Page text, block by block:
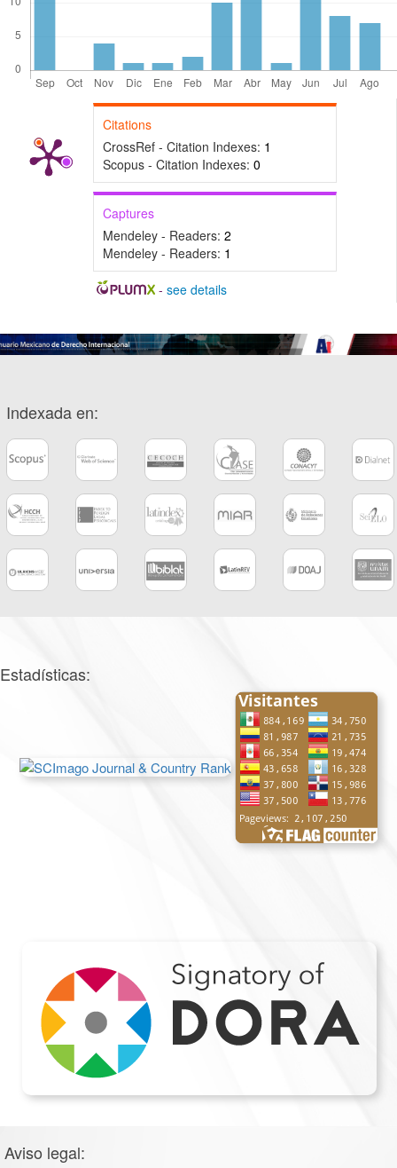
Citations
CrossRef - Citation Indexes: 1
Scopus - Citation Indexes: 0
Captures
Mendeley - Readers: 2
Mendeley - Readers: 1
- see details
Indexada en:
Estadísticas:
Aviso legal: